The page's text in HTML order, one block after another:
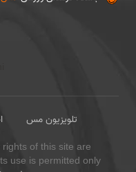
تلویزیون مس
of this site are
use is permitted only